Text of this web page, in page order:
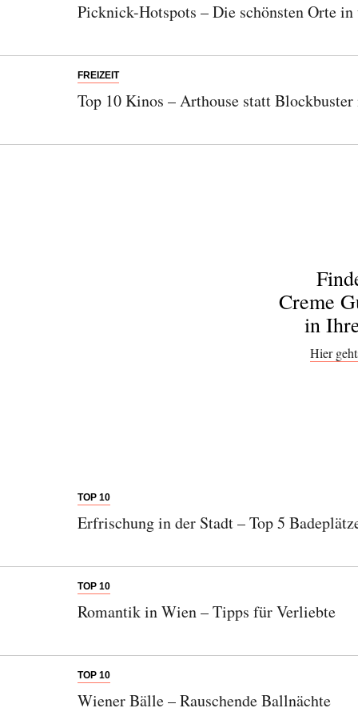
Picknick-Hotspots – Die schönsten Orte
FREIZEIT
Top 10 Kinos – Arthouse statt
Creme
in
Hier
TOP 10
Erfrischung in der Stadt – Top 5
TOP 10
Romantik in Wien – Tipps für Verliebte
TOP 10
Wiener Bälle – Rauschende Ballnächte